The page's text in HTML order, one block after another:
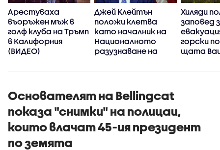
Арестуваха
въоръжен мъж в
голф клуба на Тръмп
в Калифорния
(ВИДЕО)
Джей Клейтън
положи клетва
като началник на
Националното
разузнаване на
Хиляди
заповед
горски
щата
Основателят на Bellingcat
показа "снимки" на полицаи,
които влачат 45-ия президент
по земята